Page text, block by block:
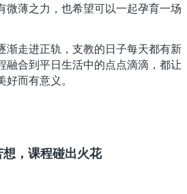
微薄之力，也希望可以一起孕育一场
渐走进正轨，支教的日子每天都有新
融合到平日生活中的点点滴滴，都让
而有意义。
，课程碰出火花